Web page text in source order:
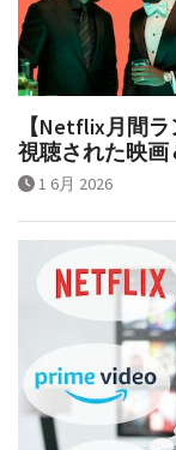
【Netflix月間
視聴された映画
1 6月 2026